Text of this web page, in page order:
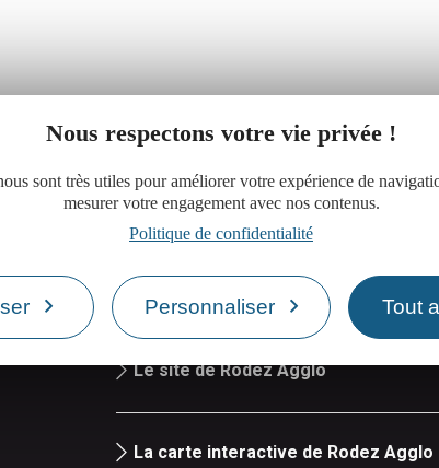
Nous respectons votre vie privée !
sont très utiles pour améliorer votre expérience de
mesurer votre engagement avec nos contenus.
Politique de confidentialité
Personnaliser Tout
Réserver une salle de réunion
Le site de Rodez Agglo
La carte interactive de Rodez Agglo